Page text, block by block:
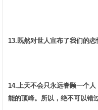
13.既然对世人宣布了我们的
14.上天不会只永远眷顾一个
能的顶峰。所以，绝不可以错